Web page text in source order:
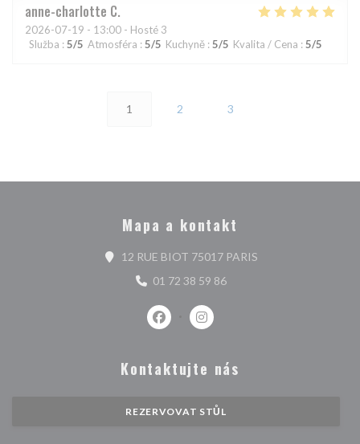
anne-charlotte C
2026-07-19 - 13:00 - Hosté 3
Služba : 5/5 Atmosféra : 5/5 Kuchyně : 5/5 Kvalita / Cena : 5/5
1 2 3
Mapa a kontakt
12 RUE BIOT 75017 PARIS((otevře se v novém
01 72 38 59 86
Facebook ((otevře se v novém okně))
Instagram ((otevře se v
Kontaktujte nás
REZERVOVAT STŮL